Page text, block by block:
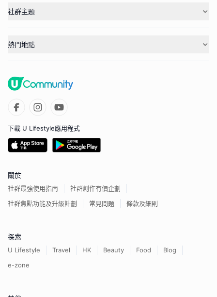
社群主題
熱門地點
下載 U Lifestyle應用程式
關於
社群最強使用指南
社群創作有價企劃
社群焦點功能及升級計劃
常見問題 條款及細則
探索
U Lifestyle Travel HK Beauty Food
Blog
e-zone